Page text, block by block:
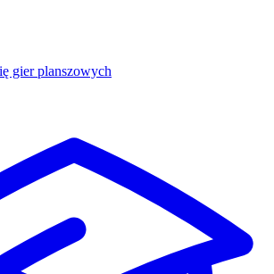
gier planszowych